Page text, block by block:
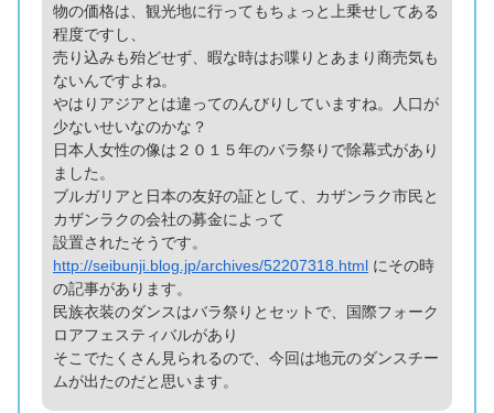
物の価格は、観光地に行ってもちょっと上乗せしてある
程度ですし、
売り込みも殆どせず、暇な時はお喋りとあまり商売気も
ないんですよね。
やはりアジアとは違ってのんびりしていますね。人口が
少ないせいなのかな？
日本人女性の像は２０１５年のバラ祭りで除幕式があり
ました。
ブルガリアと日本の友好の証として、カザンラク市民と
カザンラクの会社の募金によって
設置されたそうです。
http://seibunji.blog.jp/archives/52207318.html にその時
の記事があります。
民族衣装のダンスはバラ祭りとセットで、国際フォーク
ロアフェスティバルがあり
そこでたくさん見られるので、今回は地元のダンスチー
ムが出たのだと思います。